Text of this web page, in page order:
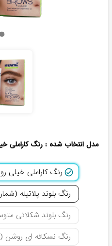
مدل انتخاب شده : رنگ کاراملی
رنگ کاراملی خیلی
رنگ بلوند پلاتینه (شماره
رنگ بلوند شکلاتی
رنگ نسکافه ای روشن